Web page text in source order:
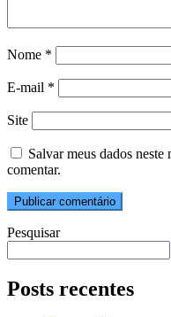
Nome *
E-mail *
Site
Salvar meus dados
comentar.
Pesquisar
Posts recentes